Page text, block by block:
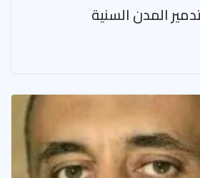
المدن السنية